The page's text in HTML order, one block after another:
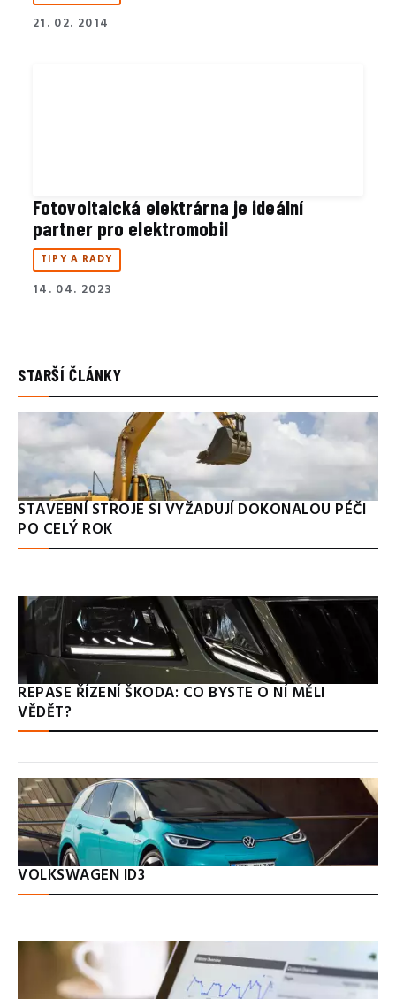
21. 02. 2014
Fotovoltaická elektrárna je ideální
partner pro elektromobil
TIPY A RADY
14. 04. 2023
STARŠÍ ČLÁNKY
STAVEBNÍ STROJE SI VYŽADUJÍ DOKONALOU PÉČI
PO CELÝ ROK
REPASE ŘÍZENÍ ŠKODA: CO BYSTE O NÍ MĚLI
VĚDĚT?
VOLKSWAGEN ID3